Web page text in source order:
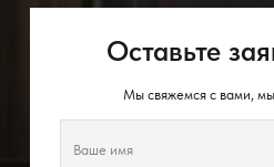
Оставьте
Мы свяжемся с вами, мы